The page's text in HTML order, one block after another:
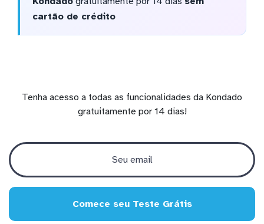
cartão de crédito
Tenha acesso a todas as funcionalidades da Kondado
gratuitamente por 14 dias!
Comece seu Teste Grátis